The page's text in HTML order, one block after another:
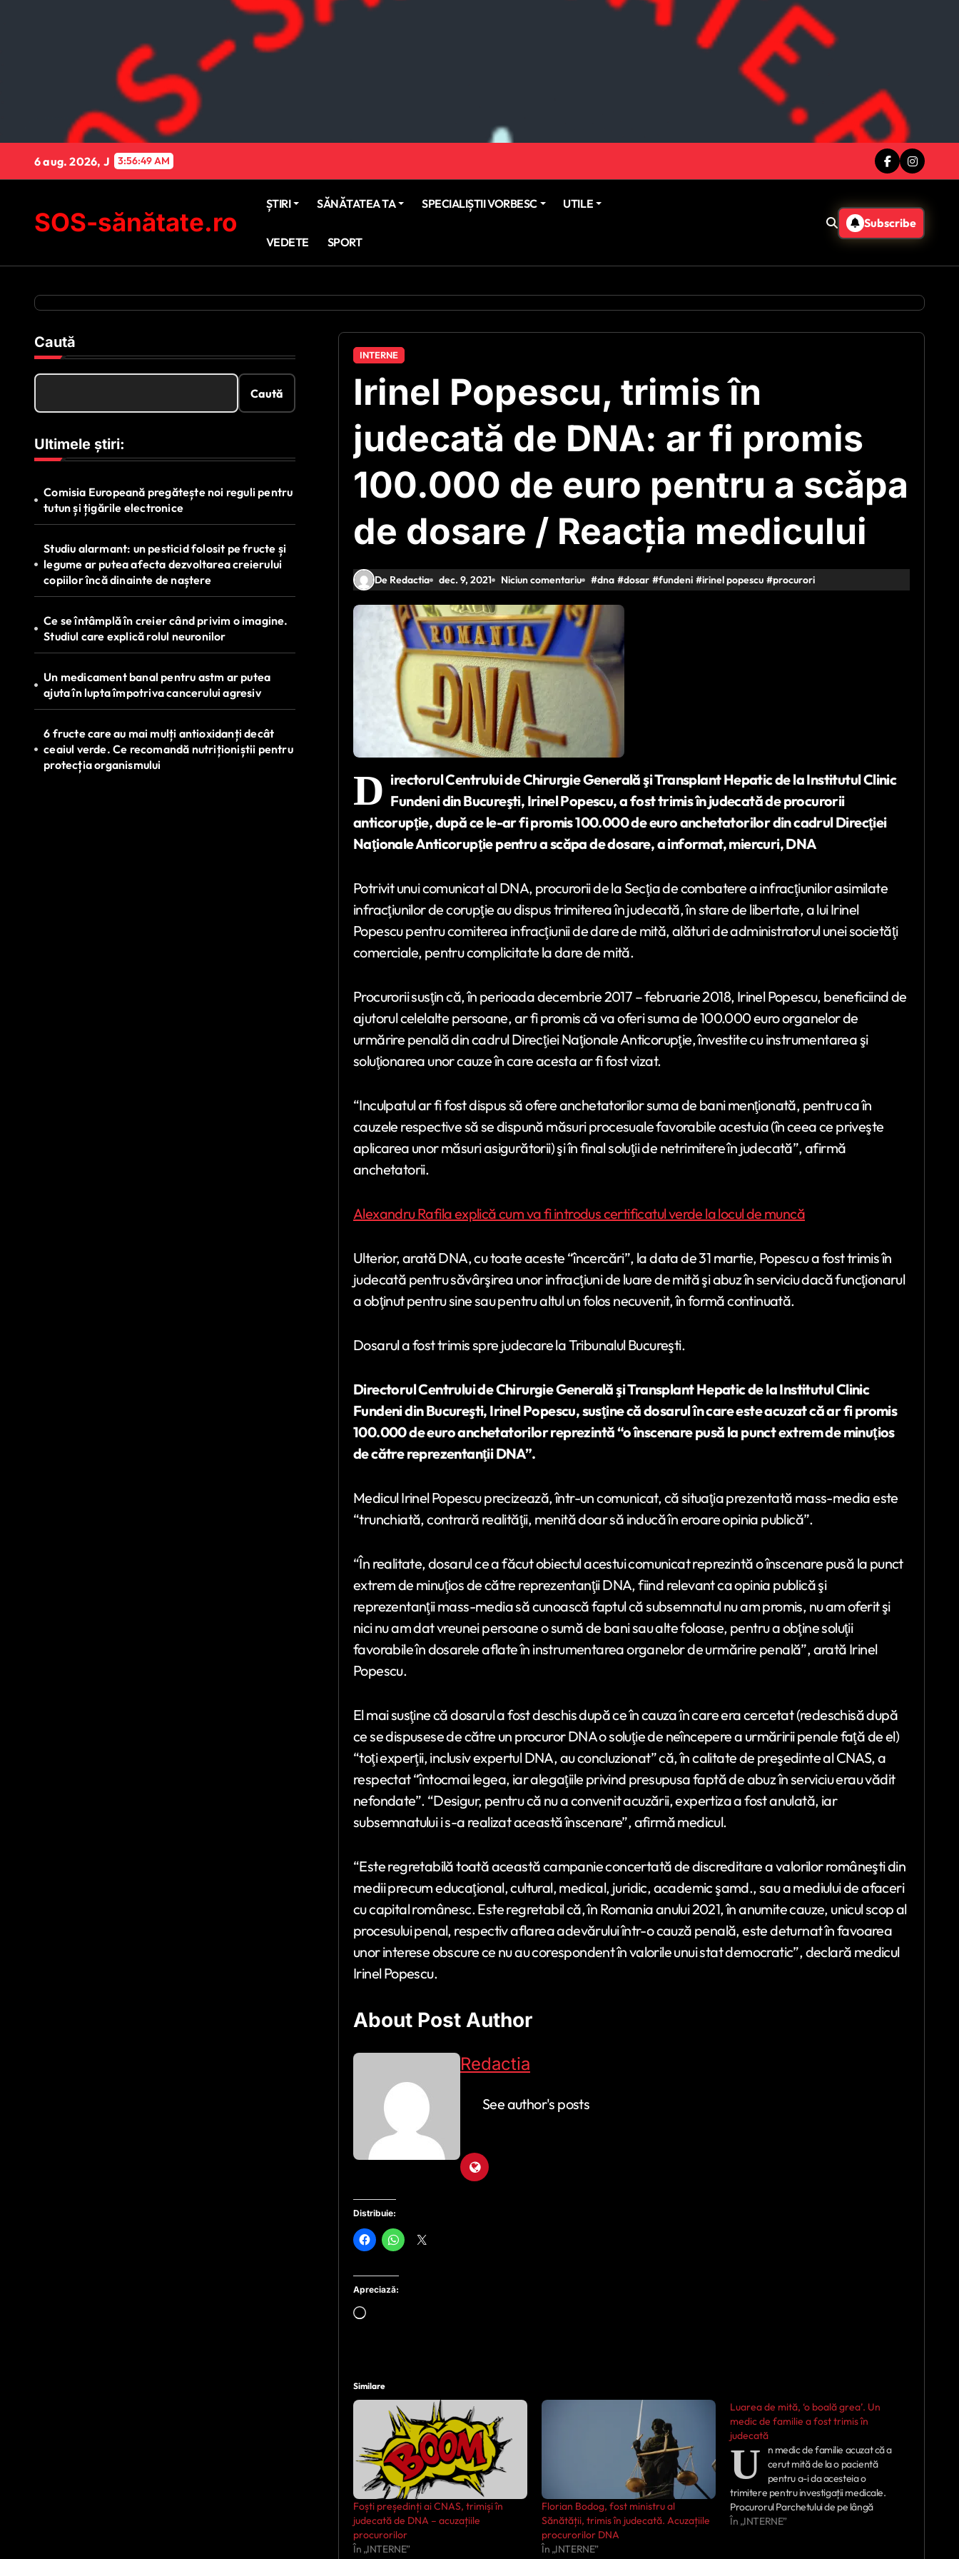
6 aug. 2026, J 3:56:50 AM
SOS-sănătate.ro
ȘTIRI SĂNĂTATEA TA SPECIALIȘTII VORBESC UTILE
VEDETE SPORT
Subscribe
Caută
Caută
Ultimele știri:
Comisia Europeană pregătește noi reguli pentru
tutun și țigările electronice
Studiu alarmant: un pesticid folosit pe fructe și
legume ar putea afecta dezvoltarea creierului
copiilor încă dinainte de naștere
Ce se întâmplă în creier când privim o imagine.
Studiul care explică rolul neuronilor
Un medicament banal pentru astm ar putea
ajuta în lupta împotriva cancerului agresiv
6 fructe care au mai mulți antioxidanți decât
ceaiul verde. Ce recomandă nutriționiștii pentru
protecția organismului
INTERNE
Irinel Popescu, trimis în
judecată de DNA: ar fi promis
100.000 de euro pentru a scăpa
de dosare / Reacția medicului
De Redactia dec. 9, 2021 Niciun comentariu #dna #dosar #fundeni #irinel popescu #procurori
D irectorul Centrului de Chirurgie Generală şi Transplant Hepatic de la Institutul Clinic
Fundeni din Bucureşti, Irinel Popescu, a fost trimis în judecată de procurorii
anticorupţie, după ce le-ar fi promis 100.000 de euro anchetatorilor din cadrul Direcţiei
Naţionale Anticorupţie pentru a scăpa de dosare, a informat, miercuri, DNA
Potrivit unui comunicat al DNA, procurorii de la Secţia de combatere a infracţiunilor asimilate
infracţiunilor de corupţie au dispus trimiterea în judecată, în stare de libertate, a lui Irinel
Popescu pentru comiterea infracţiunii de dare de mită, alături de administratorul unei societăţi
comerciale, pentru complicitate la dare de mită.
Procurorii susţin că, în perioada decembrie 2017 – februarie 2018, Irinel Popescu, beneficiind de
ajutorul celelalte persoane, ar fi promis că va oferi suma de 100.000 euro organelor de
urmărire penală din cadrul Direcţiei Naţionale Anticorupţie, învestite cu instrumentarea şi
soluţionarea unor cauze în care acesta ar fi fost vizat.
“Inculpatul ar fi fost dispus să ofere anchetatorilor suma de bani menţionată, pentru ca în
cauzele respective să se dispună măsuri procesuale favorabile acestuia (în ceea ce priveşte
aplicarea unor măsuri asigurătorii) şi în final soluţii de netrimitere în judecată”, afirmă
anchetatorii.
Alexandru Rafila explică cum va fi introdus certificatul verde la locul de muncă
Ulterior, arată DNA, cu toate aceste “încercări”, la data de 31 martie, Popescu a fost trimis în
judecată pentru săvârşirea unor infracţiuni de luare de mită şi abuz în serviciu dacă funcţionarul
a obţinut pentru sine sau pentru altul un folos necuvenit, în formă continuată.
Dosarul a fost trimis spre judecare la Tribunalul Bucureşti.
Directorul Centrului de Chirurgie Generală şi Transplant Hepatic de la Institutul Clinic
Fundeni din Bucureşti, Irinel Popescu, susţine că dosarul în care este acuzat că ar fi promis
100.000 de euro anchetatorilor reprezintă “o înscenare pusă la punct extrem de minuţios
de către reprezentanţii DNA”.
Medicul Irinel Popescu precizează, într-un comunicat, că situaţia prezentată mass-media este
“trunchiată, contrară realităţii, menită doar să inducă în eroare opinia publică”.
“În realitate, dosarul ce a făcut obiectul acestui comunicat reprezintă o înscenare pusă la punct
extrem de minuţios de către reprezentanţii DNA, fiind relevant ca opinia publică şi
reprezentanţii mass-media să cunoască faptul că subsemnatul nu am promis, nu am oferit şi
nici nu am dat vreunei persoane o sumă de bani sau alte foloase, pentru a obţine soluţii
favorabile în dosarele aflate în instrumentarea organelor de urmărire penală”, arată Irinel
Popescu.
El mai susţine că dosarul a fost deschis după ce în cauza în care era cercetat (redeschisă după
ce se dispusese de către un procuror DNA o soluţie de neîncepere a urmăririi penale faţă de el)
“toţi experţii, inclusiv expertul DNA, au concluzionat” că, în calitate de preşedinte al CNAS, a
respectat “întocmai legea, iar alegaţiile privind presupusa faptă de abuz în serviciu erau vădit
nefondate”. “Desigur, pentru că nu a convenit acuzării, expertiza a fost anulată, iar
subsemnatului i s-a realizat această înscenare”, afirmă medicul.
“Este regretabilă toată această campanie concertată de discreditare a valorilor româneşti din
medii precum educaţional, cultural, medical, juridic, academic şamd., sau a mediului de afaceri
cu capital românesc. Este regretabil că, în Romania anului 2021, în anumite cauze, unicul scop al
procesului penal, respectiv aflarea adevărului într-o cauză penală, este deturnat în favoarea
unor interese obscure ce nu au corespondent în valorile unui stat democratic”, declară medicul
Irinel Popescu.
About Post Author
Redactia
See author's posts
Distribuie:
Apreciază:
Încarc...
Similare
Foști președinți ai CNAS, trimiși în
judecată de DNA – acuzațiile
procurorilor
În „INTERNE”
Florian Bodog, fost ministru al
Sănătății, trimis în judecată. Acuzațiile
procurorilor DNA
În „INTERNE”
Luarea de mită, ‘o boală grea’. Un
medic de familie a fost trimis în
judecată
U
n medic de familie acuzat că a
cerut mită de la o pacientă
pentru a-i da acesteia o
trimitere pentru investigații medicale.
Procurorul Parchetului de pe lângă
Tribunalul Dâmboviţa a întocmit
În „INTERNE”